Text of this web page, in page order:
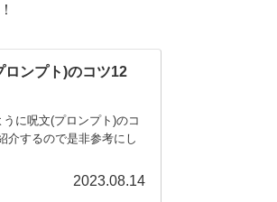
ンプト)のコツ12
に呪文(プロンプト)のコ
介するので是非参考にし
2023.08.14